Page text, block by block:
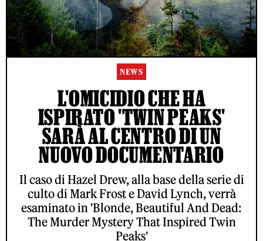
NEWS
L'OMICIDIO CHE HA
ISPIRATO 'TWIN PEAKS'
SARÀ AL CENTRO DI UN
NUOVO DOCUMENTARIO
Il caso di Hazel Drew, alla base della serie di
culto di Mark Frost e David Lynch, verrà
esaminato in 'Blonde, Beautiful And Dead:
The Murder Mystery That Inspired Twin
Peaks'